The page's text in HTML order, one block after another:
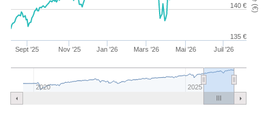
Sept '25 Nov '25 Jan '26 Mars '26 Mai '26 Juil '26
2020 2025
135 €
140 €